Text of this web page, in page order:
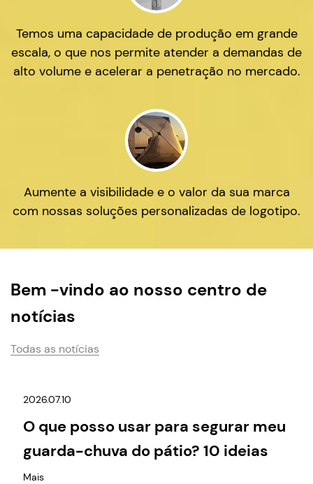
Temos uma capacidade de produção em grande
escala, o que nos permite atender a demandas de
alto volume e acelerar a penetração no mercado.
Aumente a visibilidade e o valor da sua marca
com nossas soluções personalizadas de logotipo.
Bem -vindo ao nosso centro de
notícias
Todas as notícias
2026.07.10
O que posso usar para segurar meu
guarda-chuva do pátio? 10 ideias
Mais